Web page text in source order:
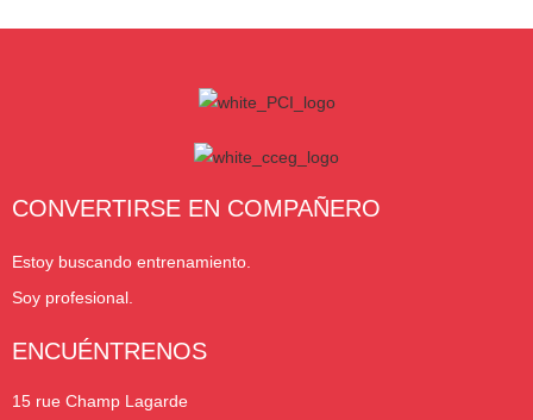
CONVERTIRSE EN COMPAÑERO
Estoy buscando entrenamiento.
Soy profesional.
ENCUÉNTRENOS
15 rue Champ Lagarde